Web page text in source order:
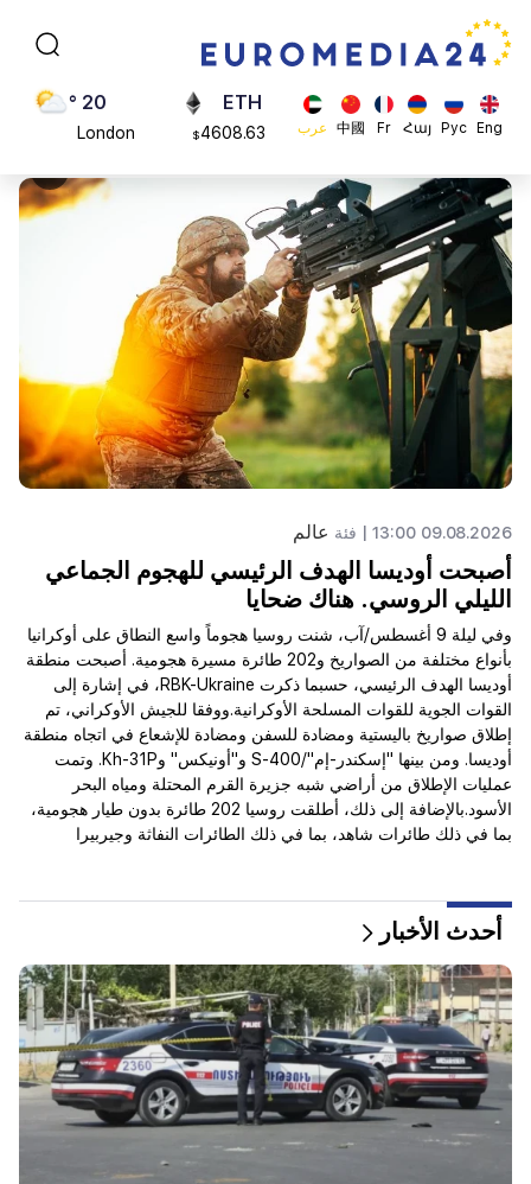
Eng
Рус
Հայ
Fr
中國 عرب
ADA
0.868816
ETH
$4608.63
20 °
London
Beijing
Rome
Madrid
09.08.2026 13:00 | فئة عالم
أصبحت أوديسا الهدف الرئيسي للهجوم الجماعي
الليلي الروسي. هناك ضحايا
وفي ليلة 9 أغسطس/آب، شنت روسيا هجوماً واسع النطاق على أوكرانيا
بأنواع مختلفة من الصواريخ و202 طائرة مسيرة هجومية. أصبحت منطقة
أوديسا الهدف الرئيسي، حسبما ذكرت RBK-Ukraine، في إشارة إلى
القوات الجوية للقوات المسلحة الأوكرانية.ووفقا للجيش الأوكراني، تم
إطلاق صواريخ باليستية ومضادة للسفن ومضادة للإشعاع في اتجاه منطقة
أوديسا. ومن بينها "إسكندر-إم"/S-400 و"أونيكس" وKh-31P. وتمت
عمليات الإطلاق من أراضي شبه جزيرة القرم المحتلة ومياه البحر
الأسود.بالإضافة إلى ذلك، أطلقت روسيا 202 طائرة بدون طيار هجومية،
بما في ذلك طائرات شاهد، بما في ذلك الطائرات النفاثة وجيربيرا
أحدث الأخبار